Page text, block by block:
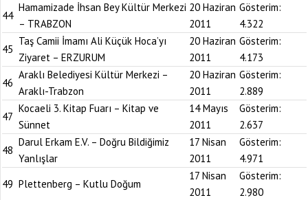
44
Hamamizade İhsan Bey Kültür Merkezi
– TRABZON
20 Haziran
2011
Gösterim:
4.322
45
Taş Camii İmamı Ali Küçük Hoca’yı
Ziyaret – ERZURUM
20 Haziran
2011
Gösterim:
4.173
46
Araklı Belediyesi Kültür Merkezi –
Araklı-Trabzon
20 Haziran
2011
Gösterim:
2.889
47
Kocaeli 3. Kitap Fuarı – Kitap ve
Sünnet
14 Mayıs
2011
Gösterim:
2.637
48
Darul Erkam E.V. – Doğru Bildiğimiz
Yanlışlar
17 Nisan
2011
Gösterim:
4.971
49 Plettenberg – Kutlu Doğum
17 Nisan
2011
Gösterim:
2.980